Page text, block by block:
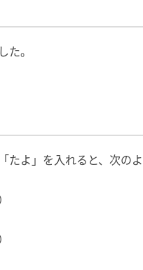
た。
たよ」を入れると、次のよ